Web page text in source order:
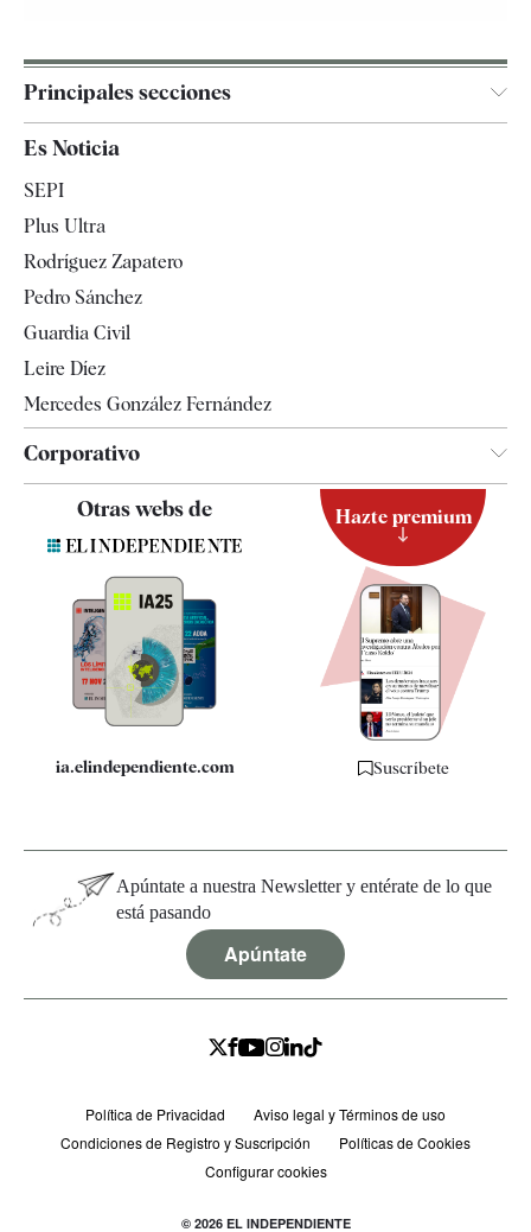
Principales secciones
España
Televisión
Es Noticia
SEPI
Plus Ultra
Rodríguez Zapatero
Pedro Sánchez
Guardia Civil
Leire Díez
Mercedes González Fernández
Corporativo
Contacto
Quiénes somos
Especificaciones
Otras webs de
ia.elindependiente.com
Hazte premium
Suscríbete
Apúntate a nuestra Newsletter y entérate de lo que
está pasando
Apúntate
Política de Privacidad
Aviso legal y Términos de uso
Condiciones de Registro y Suscripción
Políticas de Cookies
Configurar cookies
© 2026 EL INDEPENDIENTE